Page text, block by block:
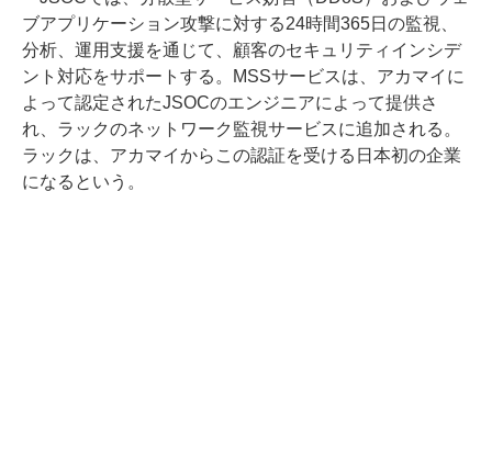
ブアプリケーション攻撃に対する24時間365日の監視、
分析、運用支援を通じて、顧客のセキュリティインシデ
ント対応をサポートする。MSSサービスは、アカマイに
よって認定されたJSOCのエンジニアによって提供さ
れ、ラックのネットワーク監視サービスに追加される。
ラックは、アカマイからこの認証を受ける日本初の企業
になるという。